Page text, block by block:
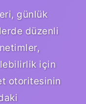
günlük
düzenli
için
otoritesinin